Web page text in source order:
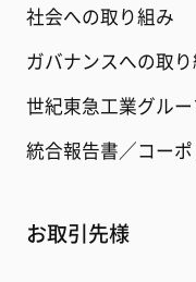
社会への取り組み
ガバナンスへの取
世紀東急工業グルー
統合報告書／コー
お取引先様